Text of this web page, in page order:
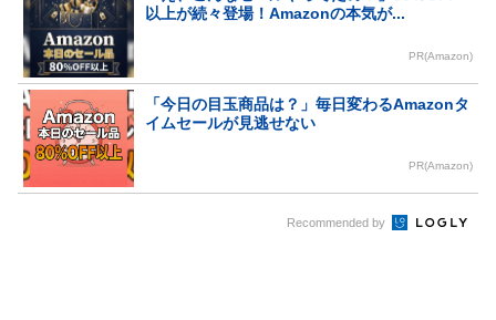
以上が続々登場！Amazonの本気が...
PR(Amazon)
「今日の目玉商品は？」毎日変わるAmazonタ
イムセールが見逃せない
PR(Amazon)
Recommended by